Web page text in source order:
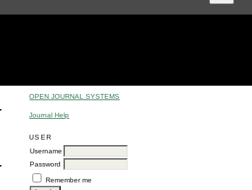
OPEN JOURNAL SYSTEMS
Journal Help
USER
Username
Password
Remember me